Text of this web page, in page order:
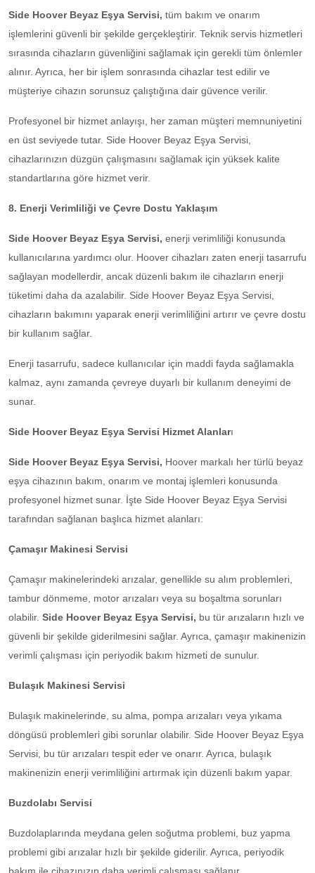
Side Hoover Beyaz Eşya Servisi, tüm bakım ve onarım
işlemlerini güvenli bir şekilde gerçekleştirir. Teknik servis hizmetleri
sırasında cihazların güvenliğini sağlamak için gerekli tüm önlemler
alınır. Ayrıca, her bir işlem sonrasında cihazlar test edilir ve
müşteriye cihazın sorunsuz çalıştığına dair güvence verilir.
Profesyonel bir hizmet anlayışı, her zaman müşteri memnuniyetini
en üst seviyede tutar. Side Hoover Beyaz Eşya Servisi,
cihazlarınızın düzgün çalışmasını sağlamak için yüksek kalite
standartlarına göre hizmet verir.
8. Enerji Verimliliği ve Çevre Dostu Yaklaşım
Side Hoover Beyaz Eşya Servisi, enerji verimliliği konusunda
kullanıcılarına yardımcı olur. Hoover cihazları zaten enerji tasarrufu
sağlayan modellerdir, ancak düzenli bakım ile cihazların enerji
tüketimi daha da azalabilir. Side Hoover Beyaz Eşya Servisi,
cihazların bakımını yaparak enerji verimliliğini artırır ve çevre dostu
bir kullanım sağlar.
Enerji tasarrufu, sadece kullanıcılar için maddi fayda sağlamakla
kalmaz, aynı zamanda çevreye duyarlı bir kullanım deneyimi de
sunar.
Side Hoover Beyaz Eşya Servisi Hizmet Alanları
Side Hoover Beyaz Eşya Servisi, Hoover markalı her türlü beyaz
eşya cihazının bakım, onarım ve montaj işlemleri konusunda
profesyonel hizmet sunar. İşte Side Hoover Beyaz Eşya Servisi
tarafından sağlanan başlıca hizmet alanları:
Çamaşır Makinesi Servisi
Çamaşır makinelerindeki arızalar, genellikle su alım problemleri,
tambur dönmeme, motor arızaları veya su boşaltma sorunları
olabilir. Side Hoover Beyaz Eşya Servisi, bu tür arızaların hızlı ve
güvenli bir şekilde giderilmesini sağlar. Ayrıca, çamaşır makinenizin
verimli çalışması için periyodik bakım hizmeti de sunulur.
Bulaşık Makinesi Servisi
Bulaşık makinelerinde, su alma, pompa arızaları veya yıkama
döngüsü problemleri gibi sorunlar olabilir. Side Hoover Beyaz Eşya
Servisi, bu tür arızaları tespit eder ve onarır. Ayrıca, bulaşık
makinenizin enerji verimliliğini artırmak için düzenli bakım yapar.
Buzdolabı Servisi
Buzdolaplarında meydana gelen soğutma problemi, buz yapma
problemi gibi arızalar hızlı bir şekilde giderilir. Ayrıca, periyodik